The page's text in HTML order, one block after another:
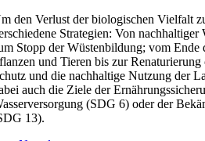
den Verlust der biologischen Vielfalt
Strategien: Von
Stopp der Wüstenbildung; vom Ende
und Tieren bis zur
und die nachhaltige Nutzung der
auch die Ziele der
(SDG 6) oder der
13).